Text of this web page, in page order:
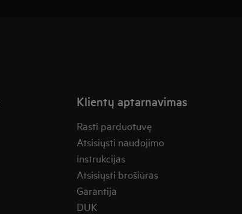
Klientų aptarnavimas
Rasti parduotuvę
Atsisiųsti naudojimo
instrukcijas
Atsisiųsti brošiūras
Garantija
DUK